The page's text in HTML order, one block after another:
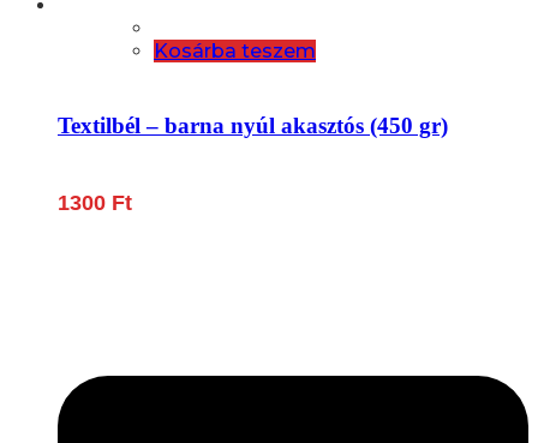
Kosárba teszem
Textilbél – barna nyúl akasztós (450 gr)
1300 Ft